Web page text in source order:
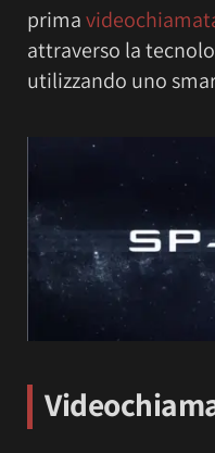
prima
attraverso la
utilizzando uno